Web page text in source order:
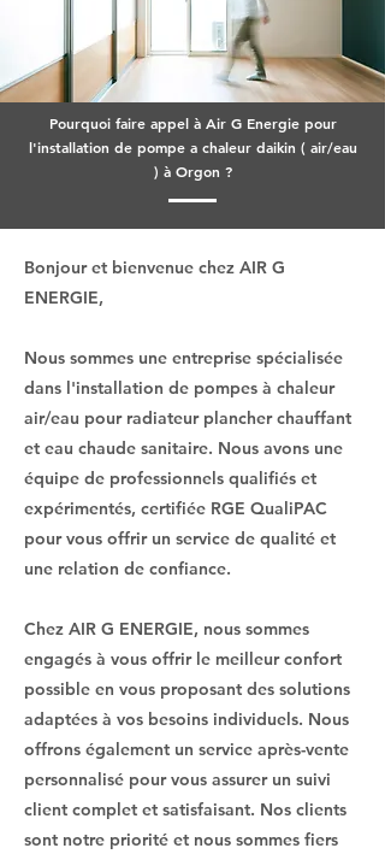
Pourquoi faire appel à Air G Energie pour
l'installation de pompe a chaleur daikin ( air/eau
) à Orgon ?
Bonjour et bienvenue chez AIR G
ENERGIE,
Nous sommes une entreprise spécialisée
dans l'installation de pompes à chaleur
air/eau pour radiateur plancher chauffant
et eau chaude sanitaire. Nous avons une
équipe de professionnels qualifiés et
expérimentés, certifiée RGE QualiPAC
pour vous offrir un service de qualité et
une relation de confiance.
Chez AIR G ENERGIE, nous sommes
engagés à vous offrir le meilleur confort
possible en vous proposant des solutions
adaptées à vos besoins individuels. Nous
offrons également un service après-vente
personnalisé pour vous assurer un suivi
client complet et satisfaisant. Nos clients
sont notre priorité et nous sommes fiers